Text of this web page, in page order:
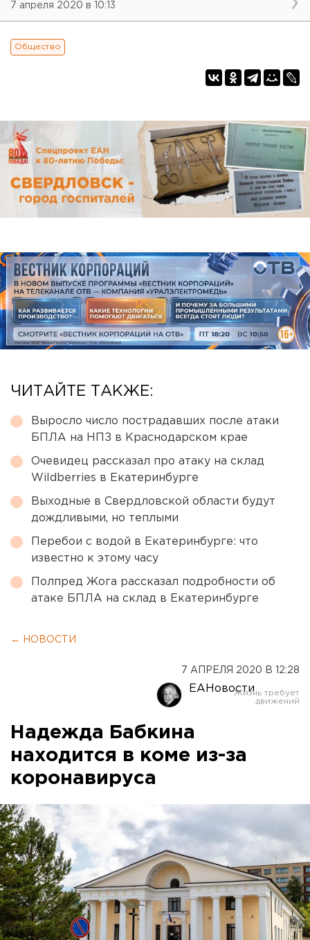
7 апреля 2020 в 10:13
Общество
ЧИТАЙТЕ ТАКЖЕ:
Выросло число пострадавших после атаки
БПЛА на НПЗ в Краснодарском крае
Очевидец рассказал про атаку на склад
Wildberries в Екатеринбурге
Выходные в Свердловской области будут
дождливыми, но теплыми
Перебои с водой в Екатеринбурге: что
известно к этому часу
Полпред Жога рассказал подробности об
атаке БПЛА на склад в Екатеринбурге
← НОВОСТИ
7 АПРЕЛЯ 2020 В 12:28
ЕАНовости
Надежда Бабкина
находится в коме из-за
коронавируса